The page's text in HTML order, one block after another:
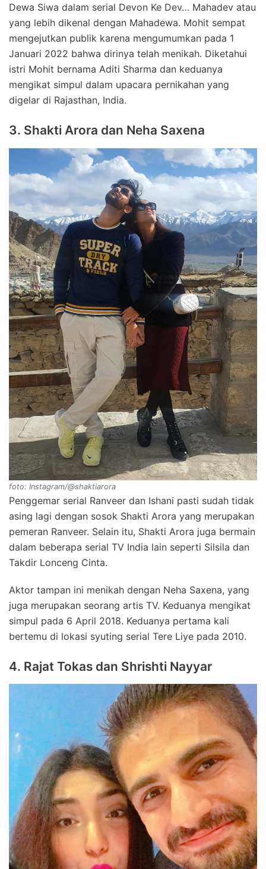
Dewa Siwa dalam serial Devon Ke Dev… Mahadev atau
yang lebih dikenal dengan Mahadewa. Mohit sempat
mengejutkan publik karena mengumumkan pada 1
Januari 2022 bahwa dirinya telah menikah. Diketahui
istri Mohit bernama Aditi Sharma dan keduanya
mengikat simpul dalam upacara pernikahan yang
digelar di Rajasthan, India.
3. Shakti Arora dan Neha Saxena
foto: Instagram/@shaktiarora
Penggemar serial Ranveer dan Ishani pasti sudah tidak
asing lagi dengan sosok Shakti Arora yang merupakan
pemeran Ranveer. Selain itu, Shakti Arora juga bermain
dalam beberapa serial TV India lain seperti Silsila dan
Takdir Lonceng Cinta.
Aktor tampan ini menikah dengan Neha Saxena, yang
juga merupakan seorang artis TV. Keduanya mengikat
simpul pada 6 April 2018. Keduanya pertama kali
bertemu di lokasi syuting serial Tere Liye pada 2010.
4. Rajat Tokas dan Shrishti Nayyar